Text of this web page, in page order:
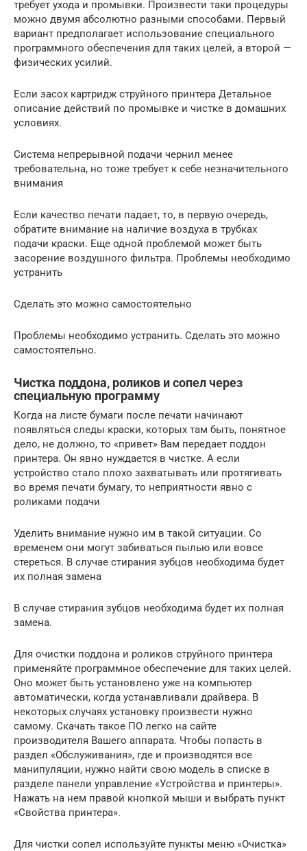
требует ухода и промывки. Произвести таки процедуры
можно двумя абсолютно разными способами. Первый
вариант предполагает использование специального
программного обеспечения для таких целей, а второй —
физических усилий.
Если засох картридж струйного принтера Детальное
описание действий по промывке и чистке в домашних
условиях.
Система непрерывной подачи чернил менее
требовательна, но тоже требует к себе незначительного
внимания
Если качество печати падает, то, в первую очередь,
обратите внимание на наличие воздуха в трубках
подачи краски. Еще одной проблемой может быть
засорение воздушного фильтра. Проблемы необходимо
устранить
Сделать это можно самостоятельно
Проблемы необходимо устранить. Сделать это можно
самостоятельно.
Чистка поддона, роликов и сопел через
специальную программу
Когда на листе бумаги после печати начинают
появляться следы краски, которых там быть, понятное
дело, не должно, то «привет» Вам передает поддон
принтера. Он явно нуждается в чистке. А если
устройство стало плохо захватывать или протягивать
во время печати бумагу, то неприятности явно с
роликами подачи
Уделить внимание нужно им в такой ситуации. Со
временем они могут забиваться пылью или вовсе
стереться. В случае стирания зубцов необходима будет
их полная замена
В случае стирания зубцов необходима будет их полная
замена.
Для очистки поддона и роликов струйного принтера
применяйте программное обеспечение для таких целей.
Оно может быть установлено уже на компьютер
автоматически, когда устанавливали драйвера. В
некоторых случаях установку произвести нужно
самому. Скачать такое ПО легко на сайте
производителя Вашего аппарата. Чтобы попасть в
раздел «Обслуживания», где и производятся все
манипуляции, нужно найти свою модель в списке в
разделе панели управление «Устройства и принтеры».
Нажать на нем правой кнопкой мыши и выбрать пункт
«Свойства принтера».
Для чистки сопел используйте пункты меню «Очистка»